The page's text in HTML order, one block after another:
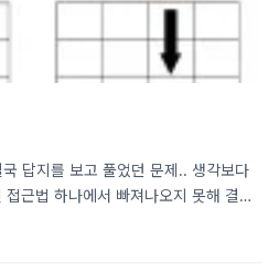
답지를 보고 풀었던 문제.. 생각보다
근법 하나에서 빠져나오지 못해 결국
는 문제는 며칠 뒤에 다시 도전해보는